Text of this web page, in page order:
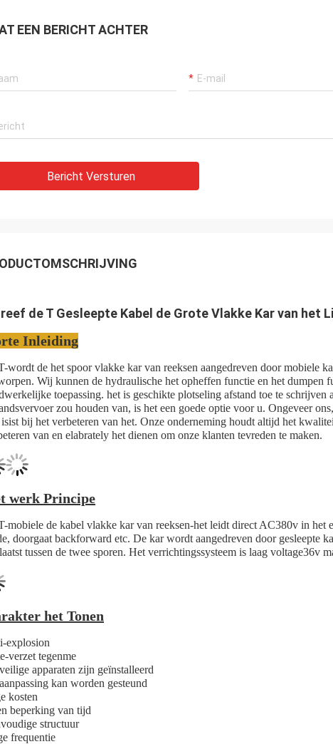
EEN BERICHT ACHTER
Bericht Versturen
de T Gesleepte Kabel de Grote Vlakke Kar van het
Inleiding
wordt de het spoor vlakke kar van reeksen aangedreven door mobiele
Wij kunnen de hydraulische het opheffen functie en het dumpen
toepassing. het is geschikte plotseling afstand toe te
zou houden van, is het een goede optie voor u. Ongeveer
isist bij het verbeteren van het. Onze onderneming houdt altijd het
van en elabrately het dienen om onze klanten tevreden te maken.
werk Principe
mobiele de kabel vlakke kar van reeksen-het leidt direct AC380v in het
doorgaat backforward etc. De kar wordt aangedreven door gesleepte
tussen de twee sporen. Het verrichtingssysteem is laag voltage36v
het Tonen
explosion
verzet tegenme
apparaten zijn geïnstalleerd
kan worden gesteund
kosten
beperking van tijd
structuur
frequentie